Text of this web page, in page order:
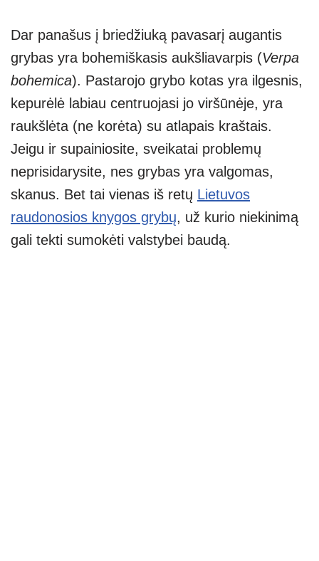
Dar panašus į briedžiuką pavasarį augantis
grybas yra bohemiškasis aukšliavarpis (Verpa
bohemica). Pastarojo grybo kotas yra ilgesnis,
kepurėlė labiau centruojasi jo viršūnėje, yra
raukšlėta (ne korėta) su atlapais kraštais.
Jeigu ir supainiosite, sveikatai problemų
neprisidarysite, nes grybas yra valgomas,
skanus. Bet tai vienas iš retų Lietuvos
raudonosios knygos grybų, už kurio niekinimą
gali tekti sumokėti valstybei baudą.